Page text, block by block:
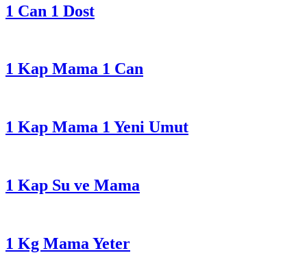
1 Can 1 Dost
1 Kap Mama 1 Can
1 Kap Mama 1 Yeni Umut
1 Kap Su ve Mama
1 Kg Mama Yeter